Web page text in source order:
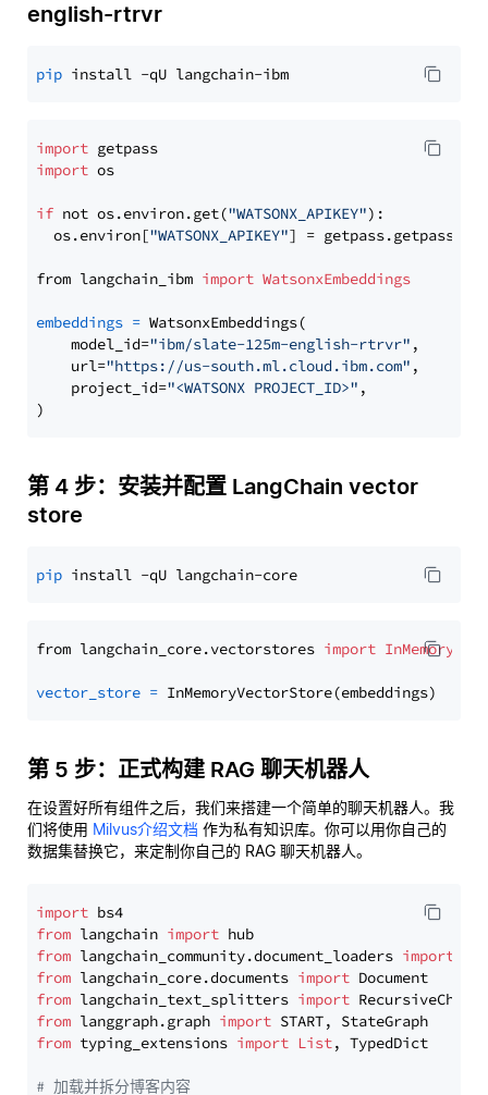
english-rtrvr
pip
import
import os
if not os.environ.get("WATSONX_APIKEY"):
  os.environ[
"WATSONX_APIKEY"] = getpass.getpass(
from langchain_ibm import WatsonxEmbeddings
embeddings = WatsonxEmbeddings(
    model_id=
"ibm/slate-125m-english-rtrvr" ,
    url=
"https://us-south.ml.cloud.ibm.com" ,
    project_id=
"<WATSONX PROJECT_ID>" ,
第 4 步：安装并配置 LangChain vector
store
pip
from langchain_core.vectorstores import
vector_store =
第 5 步：正式构建 RAG 聊天机器人
在设置好所有组件之后，我们来搭建一个简单的聊天机器人。我
们将使用 Milvus介绍文档 作为私有知识库。你可以用你自己的
数据集替换它，来定制你自己的 RAG 聊天机器人。
import
from langchain import
from langchain_community.document_loaders import
from langchain_core.documents import
from langchain_text_splitters import
from langgraph.graph import
from typing_extensions import List, TypedDict
# 加载并拆分博客内容